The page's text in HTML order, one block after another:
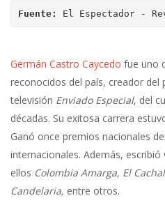
Fuente: El Espectador -
Germán Castro Caycedo fue uno
reconocidos del país, creador del
televisión Enviado Especial, del
décadas. Su exitosa carrera
Ganó once premios nacionales
internacionales. Además,
ellos Colombia Amarga, El
Candelaria, entre otros.